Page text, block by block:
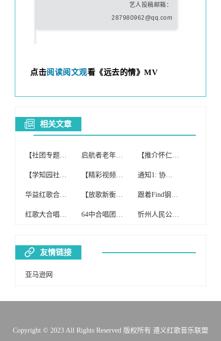
艺人投稿邮箱：
287980962@qq.com
点击阅读阅文观看《远去的情》MV
相关文章
友情链接
亚马逊网
Copyright © 2023 All Rights Reserved 版权所有 遵义红歌音乐联盟